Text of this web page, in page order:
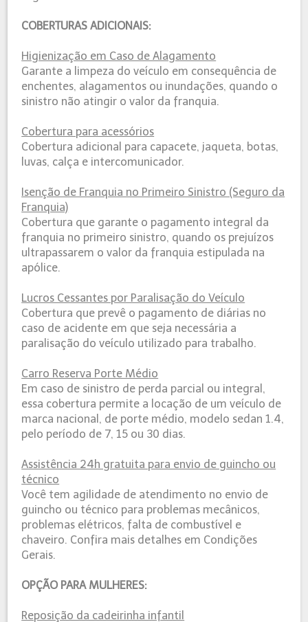
COBERTURAS ADICIONAIS:
Higienização em Caso de Alagamento
Garante a limpeza do veículo em consequência de
enchentes, alagamentos ou inundações, quando o
sinistro não atingir o valor da franquia.
Cobertura para acessórios​
Cobertura adicional para capacete, jaqueta, botas,
luvas, calça e intercomunicador.
Isenção de Franquia no Primeiro Sinistro (Seguro da
Franquia)
Cobertura que garante o pagamento integral da
franquia no primeiro sinistro, quando os prejuízos
ultrapassarem o valor da franquia estipulada na
apólice.
Lucros Cessantes por Paralisação do Veículo
Cobertura que prevê o pagamento de diárias no
caso de acidente em que seja necessária a
paralisação do veículo utilizado para trabalho.
Carro Reserva Porte Médio
Em caso de sinistro de perda parcial ou integral,
essa cobertura permite a locação de um veículo de
marca nacional, de porte médio, modelo sedan 1.4,
pelo período de 7, 15 ou 30 dias.
Assistência 24h gratuita para envio de guincho ou
técnico
Você tem agilidade de atendimento no envio de
guincho ou técnico para problemas mecânicos,
problemas elétricos, falta de combustível e
chaveiro. Confira mais detalhes em Condições
Gerais.
OPÇÃO PARA MULHERES:
Reposição da cadeirinha infantil